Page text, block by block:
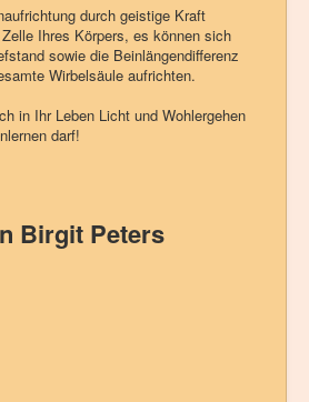
durch geistige Kraft
Ihres Körpers, es können sich
sowie die Beinlängendifferenz
Wirbelsäule aufrichten.
in Ihr Leben Licht und Wohlergehen
darf!
Birgit Peters